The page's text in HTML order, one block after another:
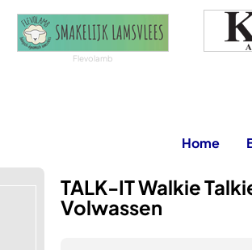
Flevolamb
Home
TALK-IT Walkie
Volwassen